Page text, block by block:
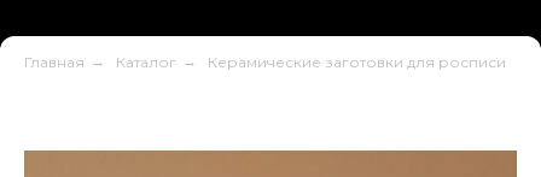
Главная → Каталог → Керамические заготовки для росписи